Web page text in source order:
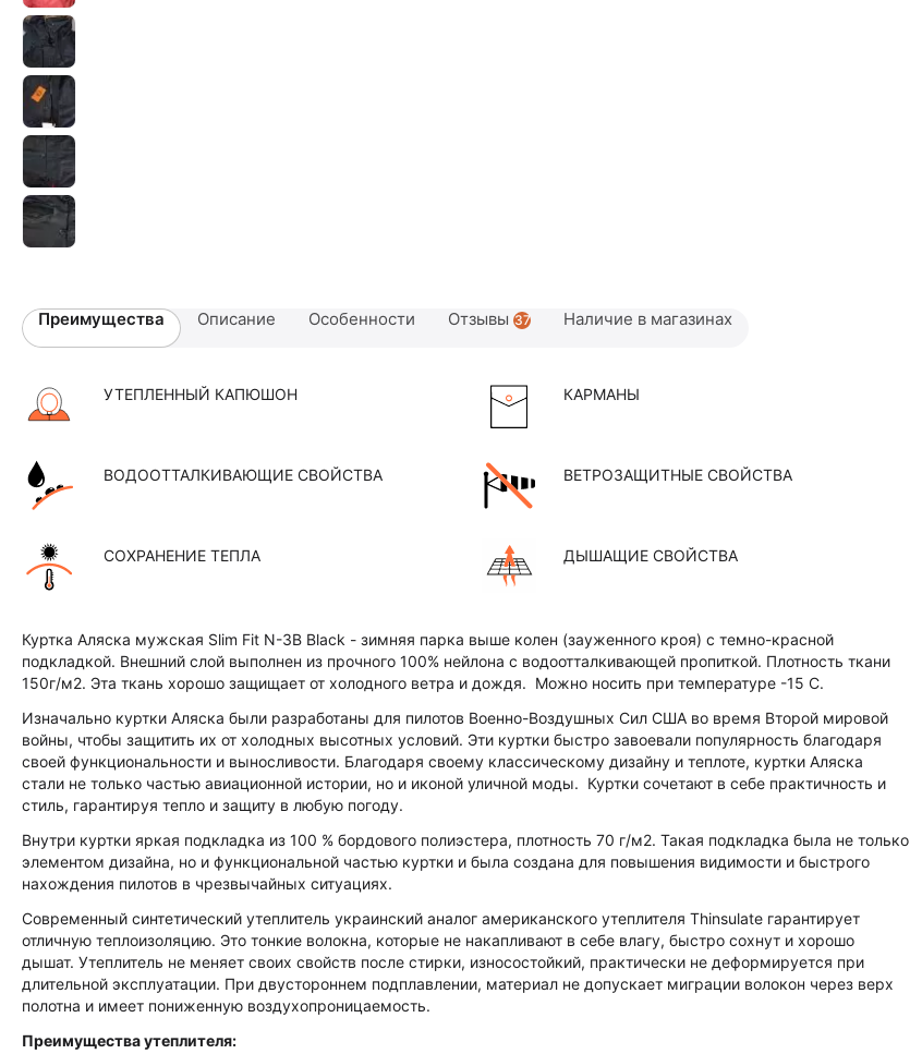
Преимущества Описание Особенности Отзывы 37 Наличие в магазинах
УТЕПЛЕННЫЙ КАПЮШОН КАРМАНЫ
ВОДООТТАЛКИВАЮЩИЕ СВОЙСТВА ВЕТРОЗАЩИТНЫЕ СВОЙСТВА
СОХРАНЕНИЕ ТЕПЛА ДЫШАЩИЕ СВОЙСТВА
Куртка Аляска мужская Slim Fit N-3B Black - зимняя парка выше колен (зауженного кроя) с темно-красной
подкладкой. Внешний слой выполнен из прочного 100% нейлона с водоотталкивающей пропиткой. Плотность ткани
150г/м2. Эта ткань хорошо защищает от холодного ветра и дождя. Можно носить при температуре -15 С.
Изначально куртки Аляска были разработаны для пилотов Военно-Воздушных Сил США во время Второй мировой
войны, чтобы защитить их от холодных высотных условий. Эти куртки быстро завоевали популярность благодаря
своей функциональности и выносливости. Благодаря своему классическому дизайну и теплоте, куртки Аляска
стали не только частью авиационной истории, но и иконой уличной моды. Куртки сочетают в себе практичность и
стиль, гарантируя тепло и защиту в любую погоду.
Внутри куртки яркая подкладка из 100 % бордового полиэстера, плотность 70 г/м2. Такая подкладка была не только
элементом дизайна, но и функциональной частью куртки и была создана для повышения видимости и быстрого
нахождения пилотов в чрезвычайных ситуациях.
Современный синтетический утеплитель украинский аналог американского утеплителя Thinsulate гарантирует
отличную теплоизоляцию. Это тонкие волокна, которые не накапливают в себе влагу, быстро сохнут и хорошо
дышат. Утеплитель не меняет своих свойств после стирки, износостойкий, практически не деформируется при
длительной эксплуатации. При двустороннем подплавлении, материал не допускает миграции волокон через верх
полотна и имеет пониженную воздухопроницаемость.
Преимущества утеплителя: